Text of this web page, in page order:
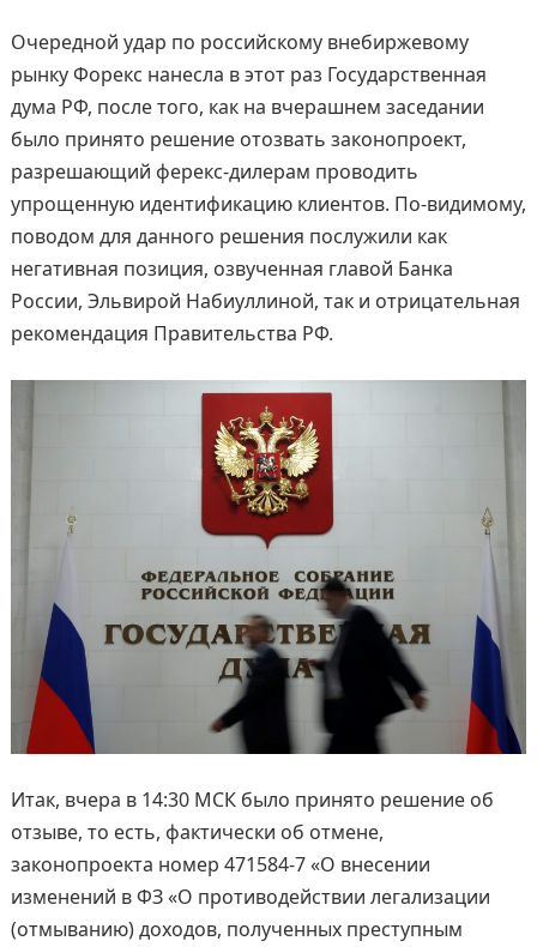
Очередной удар по российскому внебиржевому
рынку Форекс нанесла в этот раз Государственная
дума РФ, после того, как на вчерашнем заседании
было принято решение отозвать законопроект,
разрешающий ферекс-дилерам проводить
упрощенную идентификацию клиентов. По-видимому,
поводом для данного решения послужили как
негативная позиция, озвученная главой Банка
России, Эльвирой Набиуллиной, так и отрицательная
рекомендация Правительства РФ.
Итак, вчера в 14:30 МСК было принято решение об
отзыве, то есть, фактически об отмене,
законопроекта номер 471584-7 «О внесении
изменений в ФЗ «О противодействии легализации
(отмыванию) доходов, полученных преступным